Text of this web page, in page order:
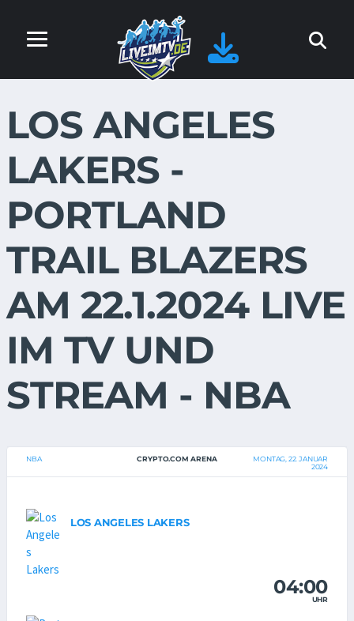
LOS ANGELES
LAKERS -
PORTLAND
TRAIL BLAZERS
AM 22.1.2024 LIVE
IM TV UND
STREAM - NBA
NBA CRYPTO.COM ARENA
MONTAG, 22. JANUAR
2024
LOS ANGELES LAKERS
04:00
UHR